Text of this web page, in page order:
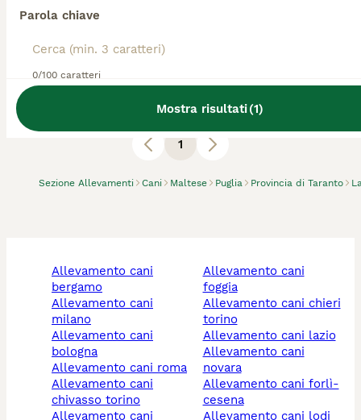
Parola chiave
0/100 caratteri
Mostra risultati(1)
Sezione Allevamenti Cani Maltese Puglia Provincia di Taranto
0 animali disponibili
Allevamento di maltesi amatoriale riconosciuto Fci
1
allevamento cani
bergamo
allevamento cani
milano
allevamento cani
bologna
allevamento cani roma
allevamento cani
chivasso torino
allevamento cani
allevamento cani
foggia
allevamento cani chieri
torino
allevamento cani lazio
allevamento cani
novara
allevamento cani forlì-
cesena
allevamento cani lodi